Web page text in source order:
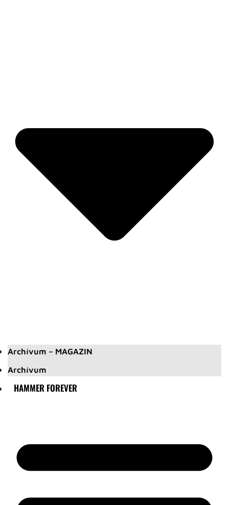
Archívum – MAGAZIN
Archívum
HAMMER FOREVER